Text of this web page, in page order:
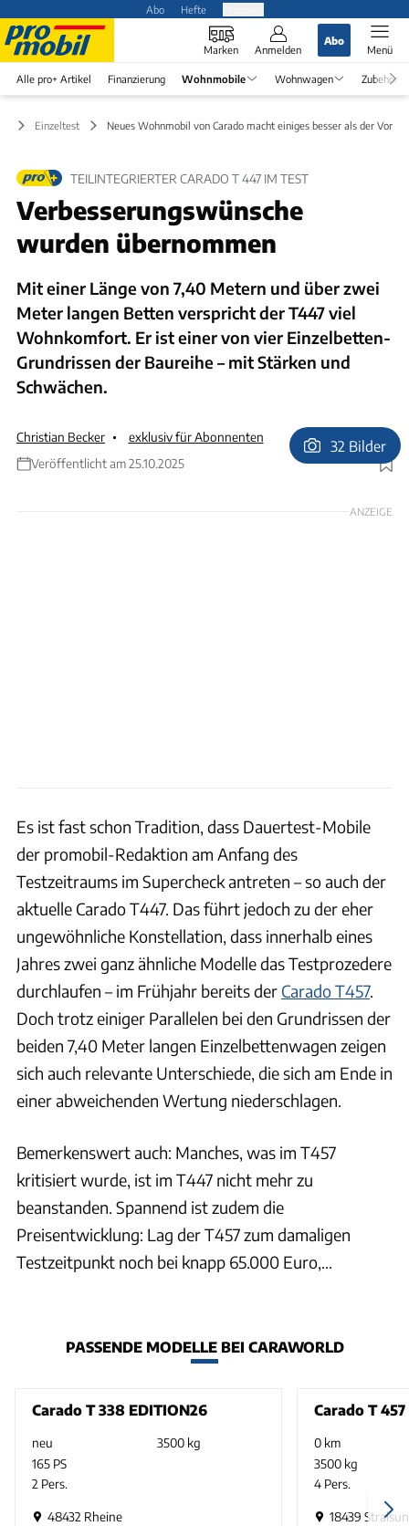
Abo Hefte
Marken Anmelden
Abo
Menü
Alle pro+ Artikel Finanzierung Wohnmobile Wohnwagen Zubehör
Einzeltest Neues Wohnmobil von Carado macht einiges besser als der
TEILINTEGRIERTER CARADO T 447 IM TEST
Verbesserungswünsche
wurden übernommen
Mit einer Länge von 7,40 Metern und über zwei
Meter langen Betten verspricht der T447 viel
Wohnkomfort. Er ist einer von vier Einzelbetten-
Grundrissen der Baureihe – mit Stärken und
Schwächen.
Christian Becker
exklusiv für Abonnenten
Veröffentlicht am 25.10.2025
Foto: Ingolf Pompe
32 Bilder
ANZEIGE
Es ist fast schon Tradition, dass Dauertest-Mobile
der promobil-Redaktion am Anfang des
Testzeitraums im Supercheck antreten – so auch der
aktuelle Carado T447. Das führt jedoch zu der eher
ungewöhnliche Konstellation, dass innerhalb eines
Jahres zwei ganz ähnliche Modelle das Testprozedere
durchlaufen – im Frühjahr bereits der Carado T457.
Doch trotz einiger Parallelen bei den Grundrissen der
beiden 7,40 Meter langen Einzelbettenwagen zeigen
sich auch relevante Unterschiede, die sich am Ende in
einer abweichenden Wertung niederschlagen.
Bemerkenswert auch: Manches, was im T457
kritisiert wurde, ist im T447 nicht mehr zu
beanstanden. Spannend ist zudem die
Preisentwicklung: Lag der T457 zum damaligen
Testzeitpunkt noch bei knapp 65.000 Euro,...
PASSENDE MODELLE BEI CARAWORLD
Carado T 338 EDITION26
neu
3500 kg
165 PS
2 Pers.
48432 Rheine
Carado T
0 km
3500 kg
4 Pers.
18439